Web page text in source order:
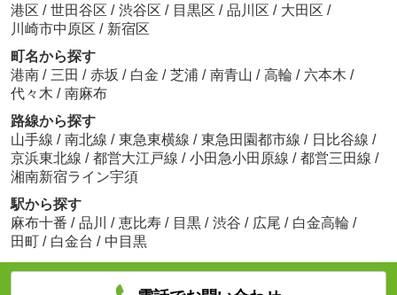
港区 / 世田谷区 / 渋谷区 / 目黒区 / 品川区 / 大田区 /
川崎市中原区 / 新宿区
町名から探す
港南 / 三田 / 赤坂 / 白金 / 芝浦 / 南青山 / 高輪 / 六本木 /
代々木 / 南麻布
路線から探す
山手線 / 南北線 / 東急東横線 / 東急田園都市線 / 日比谷線 /
京浜東北線 / 都営大江戸線 / 小田急小田原線 / 都営三田線 /
湘南新宿ライン宇須
駅から探す
麻布十番 / 品川 / 恵比寿 / 目黒 / 渋谷 / 広尾 / 白金高輪 /
田町 / 白金台 / 中目黒